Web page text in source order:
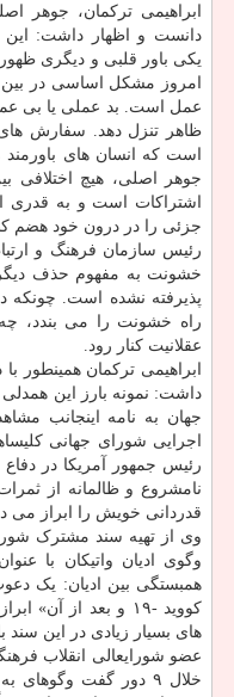
ابراهیمی ترکمان، جوهر
دانست و اظهار داشت:
یکی باور قلبی و دیگری
امروز مشکل اساسی در بین
عمل است. بد عملی یا بی
ظاهر تنزل دهد. سفارش های
است که انسان های
جوهر اصلی، هیچ اختلافی
اشتراکات است و به قدری
جزئی را در درون خود هضم
رئیس سازمان فرهنگ و
خشونت به مفهوم حذف
پذیرفته نشده است. چونکه
راه خشونت را می بندد،
عقلانیت کنار رود.
ابراهیمی ترکمان همینطور با
داشت: نمونه بارز این
جهان به نامه اینجانب
اجرایی شورای جهانی
رئیس جمهور آمریکا در
نامشروع و ظالمانه از
قدردانی خویش را ابراز می
وی از تهیه سند مشترک
وگوی ادیان واتیکان با
همبستگی بین ادیان: یک
کووید -۱۹ و بعد از
های بسیار زیادی در این سند
عضو شورایعالی انقلاب
خلال ۹ دور گفت